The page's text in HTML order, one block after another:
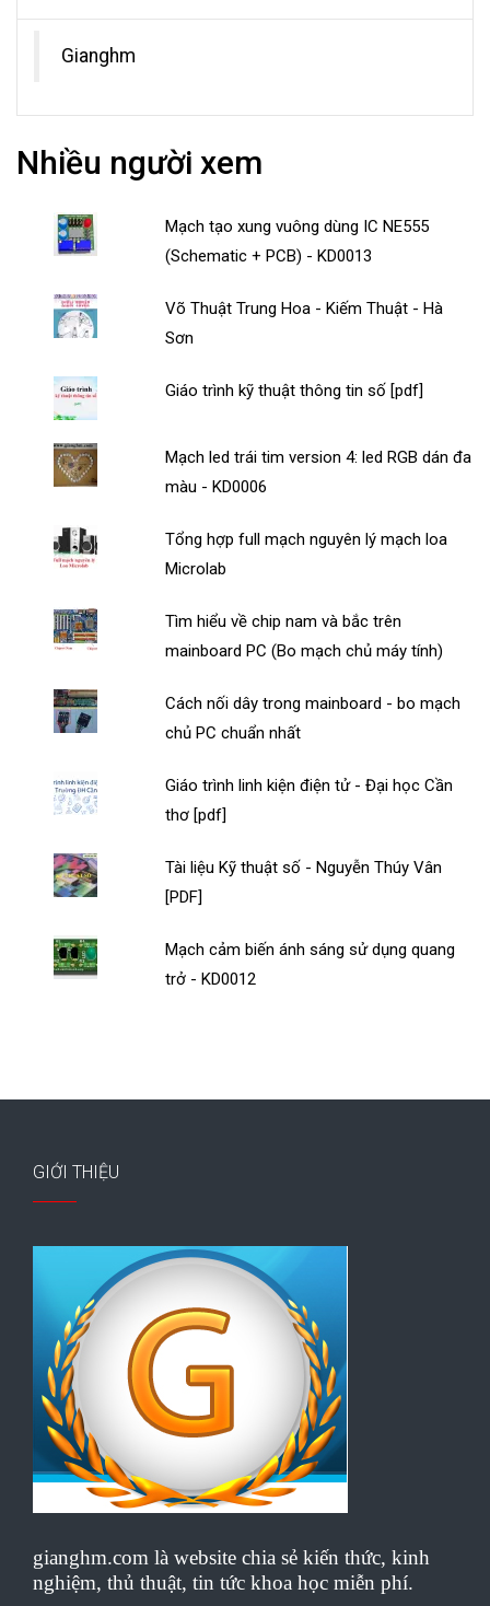
Gianghm
Nhiều người xem
Mạch tạo xung vuông dùng IC NE555
(Schematic + PCB) - KD0013
Võ Thuật Trung Hoa - Kiếm Thuật - Hà
Sơn
Giáo trình kỹ thuật thông tin số [pdf]
Mạch led trái tim version 4: led RGB dán đa
màu - KD0006
Tổng hợp full mạch nguyên lý mạch loa
Microlab
Tìm hiểu về chip nam và bắc trên
mainboard PC (Bo mạch chủ máy tính)
Cách nối dây trong mainboard - bo mạch
chủ PC chuẩn nhất
Giáo trình linh kiện điện tử - Đại học Cần
thơ [pdf]
Tài liệu Kỹ thuật số - Nguyễn Thúy Vân
[PDF]
Mạch cảm biến ánh sáng sử dụng quang
trở - KD0012
GIỚI THIỆU
gianghm.com là website chia sẻ kiến thức, kinh
nghiệm, thủ thuật, tin tức khoa học miễn phí.